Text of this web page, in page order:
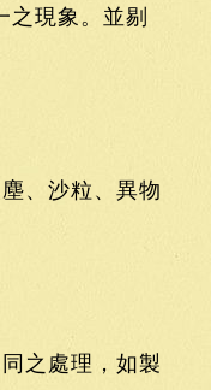
之現象。並剔
、沙粒、異物
之處理，如製